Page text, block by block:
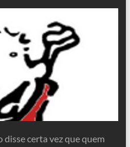
certa vez que quem